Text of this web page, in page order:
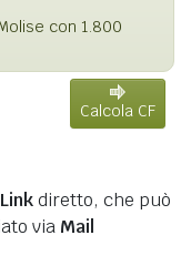
con 1.800
Calcola CF
Linkdiretto, che può
via Mail